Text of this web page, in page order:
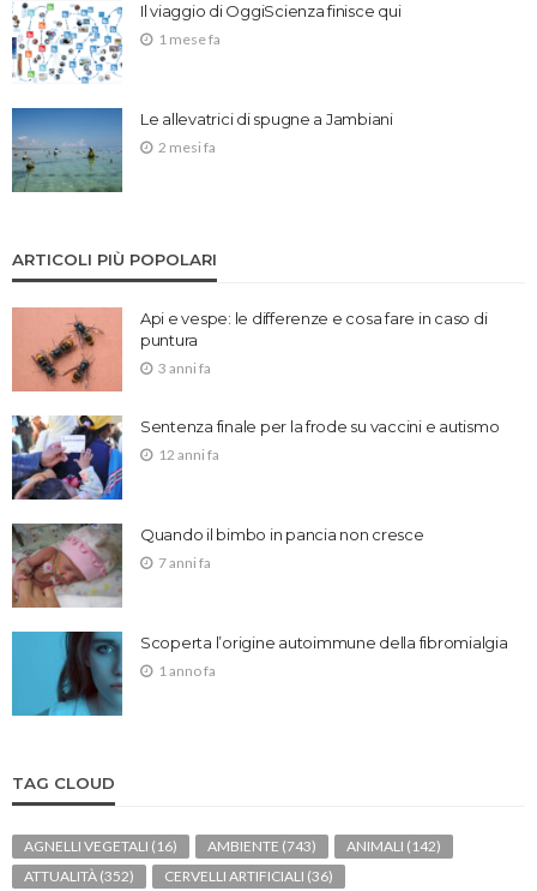
Il viaggio di OggiScienza finisce qui
1 mese fa
Le allevatrici di spugne a Jambiani
2 mesi fa
ARTICOLI PIÙ POPOLARI
Api e vespe: le differenze e cosa fare in caso di
puntura
3 anni fa
Sentenza finale per la frode su vaccini e autismo
12 anni fa
Quando il bimbo in pancia non cresce
7 anni fa
Scoperta l’origine autoimmune della fibromialgia
1 anno fa
TAG CLOUD
AGNELLI VEGETALI (16) AMBIENTE (743) ANIMALI (142)
ATTUALITÀ (352) CERVELLI ARTIFICIALI (36)